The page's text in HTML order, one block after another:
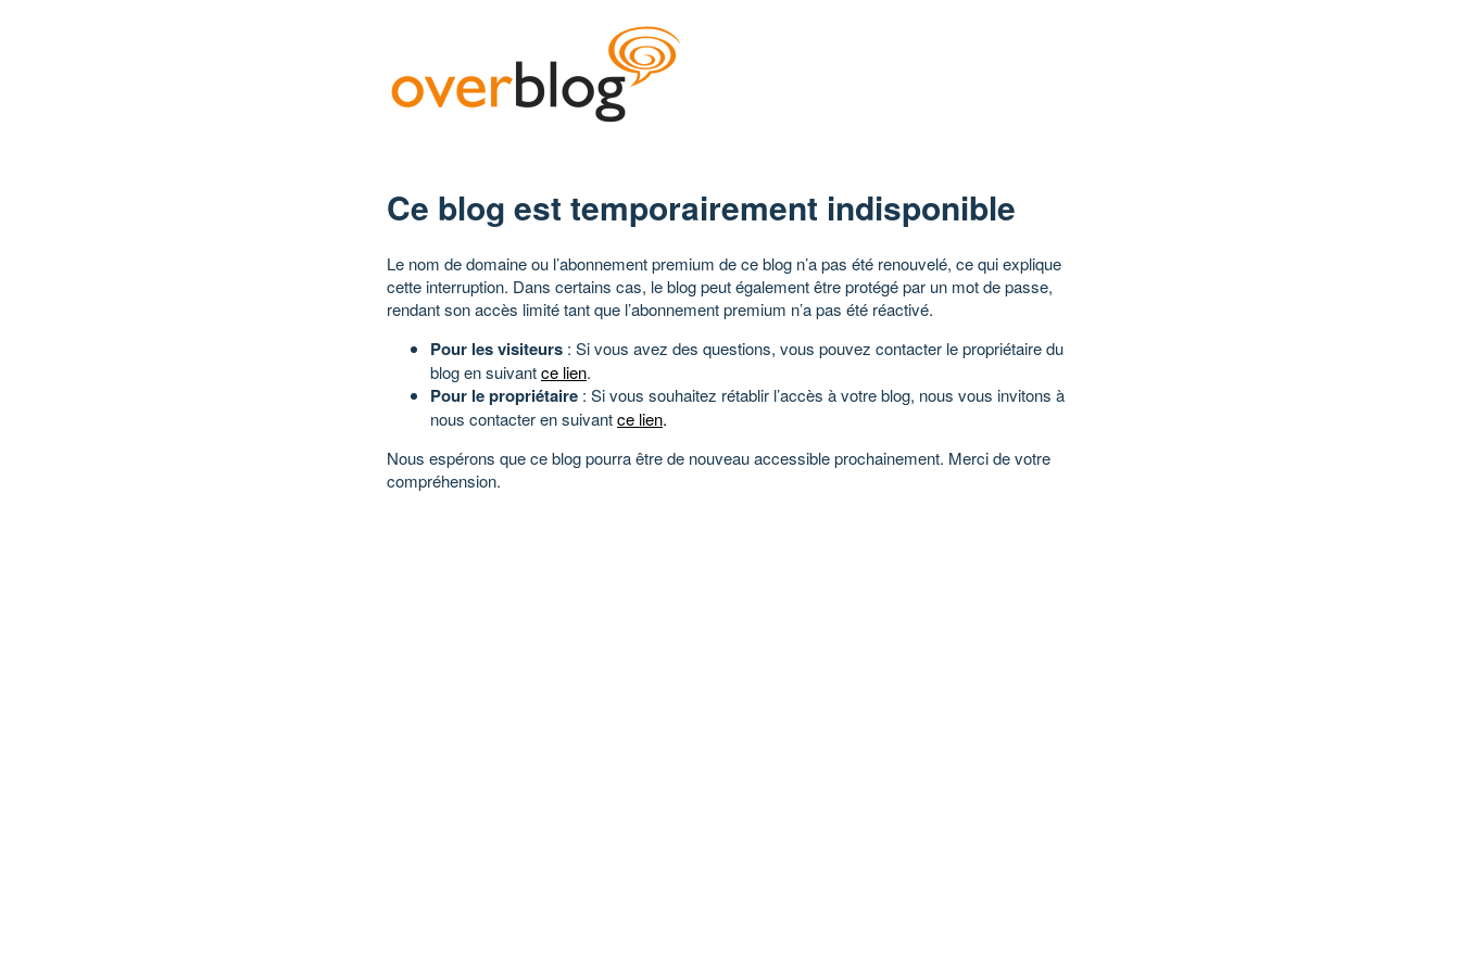
Ce blog est temporairement indisponible
Le nom de domaine ou l’abonnement premium de ce blog n’a pas été renouvelé, ce qui explique
cette interruption. Dans certains cas, le blog peut également être protégé par un mot de passe,
rendant son accès limité tant que l’abonnement premium n’a pas été réactivé.
Pour les visiteurs : Si vous avez des questions, vous pouvez contacter le propriétaire du
blog en suivantce lien.
Pour le propriétaire : Si vous souhaitez rétablir l’accès à votre blog, nous vous invitons à
nous contacter en suivantce lien.
Nous espérons que ce blog pourra être de nouveau accessible prochainement. Merci de votre
compréhension.